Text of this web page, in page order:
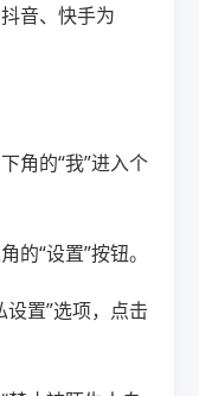
音、快手为
角的“我”进入个
的“设置”按钮。
置”选项，点击